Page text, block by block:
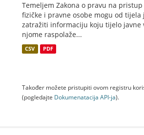
Temeljem Zakona o pravu na
fizičke i pravne osobe mogu od tijela
zatražiti informaciju koju tijelo javne
njome raspolaže...
CSV PDF
Također možete pristupiti ovom registru
(pogledajte Dokumenаtаcijа API-jа).